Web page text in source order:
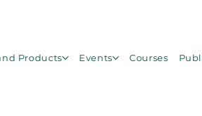
Products Events Courses